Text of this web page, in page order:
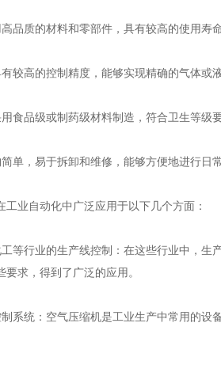
质的材料和零部件，具有较高的使用寿
高的控制精度，能够实现精确的气体或液
品级或制药级材料制造，符合卫生等级要
，易于拆卸和维修，能够方便地进行日常
业自动化中广泛应用于以下几个方面：
行业的生产线控制：在这些行业中，生
求，得到了广泛的应用。
统：空气压缩机是工业生产中常用的设